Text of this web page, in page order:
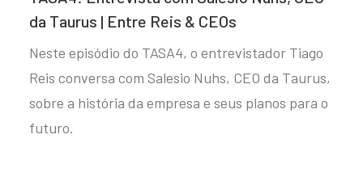
da Taurus | Entre Reis & CEOs
Neste episódio do TASA4, o entrevistador Tiago
Reis conversa com Salesio Nuhs, CEO da Taurus,
sobre a história da empresa e seus planos para o
futuro.